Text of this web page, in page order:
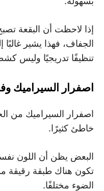
إذا لاحظت أن البقعة
الجفاف، فهذا يشير
تنظيفًا تدريجيًا وليس
اصفرار السيراميك
اصفرار السيراميك من
خاطئ كثيرًا.
البعض يظن أن اللون
تكون هناك طبقة رقيقة
الضوء مختلفًا.